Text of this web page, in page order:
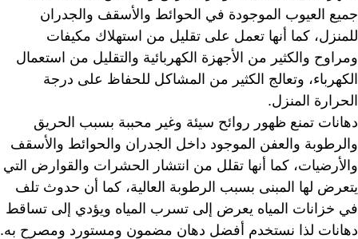
جميع العيوب الموجودة في الحوائط والأسقف والجدران
للمنزل، كما أنها تعمل على تقليل من استهلاك مكيفات
ومراوح والكثير من الأجهزة الكهربائية والتقليل من استعمال
الكهرباء، وتعالج الكثير من المشاكل للحفاظ على درجة
الحرارة المنزل.
دهانات تمنع ظهور روائح سيئة وغير محببة بسبب الحريق
والرطوبة والعفن الموجود داخل الجدران والحوائط والأسقف
والأرضيات، كما أنها تقلل من انتشار الحشرات والقوارض التي
يتعرض لها المبنى بسبب الرطوبة العالية، كما أن حدوث تلف
في خزانات المياه يعرض إلى تسرب المياه ويؤدي إلى تساقط
دهانات لذا نستخدم أفضل دهان مضمون ومستورد ومصرح به.